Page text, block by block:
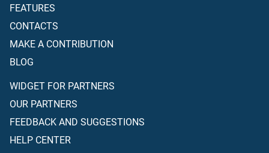
FEATURES
CONTACTS
MAKE A CONTRIBUTION
BLOG
WIDGET FOR PARTNERS
OUR PARTNERS
FEEDBACK AND SUGGESTIONS
HELP CENTER